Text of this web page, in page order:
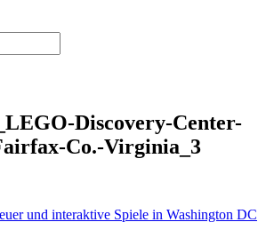
Discovery-Center-
Co.-Virginia_3
und interaktive Spiele in Washington DC